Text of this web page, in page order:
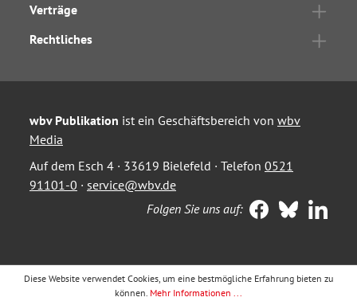
Verträge
Rechtliches
wbv Publikation ist ein Geschäftsbereich von wbv
Media
Auf dem Esch 4 · 33619 Bielefeld · Telefon 0521
91101-0 · service@wbv.de
Folgen Sie uns auf:
Diese Website verwendet Cookies, um eine bestmögliche Erfahrung bieten zu
können. Mehr Informationen ...